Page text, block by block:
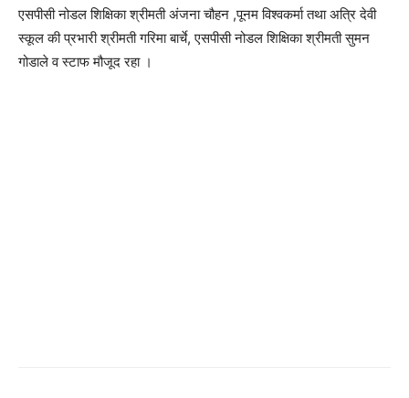
एसपीसी नोडल शिक्षिका श्रीमती अंजना चौहन ,पूनम विश्वकर्मा तथा अत्रि देवी
स्कूल की प्रभारी श्रीमती गरिमा बार्चे, एसपीसी नोडल शिक्षिका श्रीमती सुमन
गोडाले व स्टाफ मौजूद रहा ।